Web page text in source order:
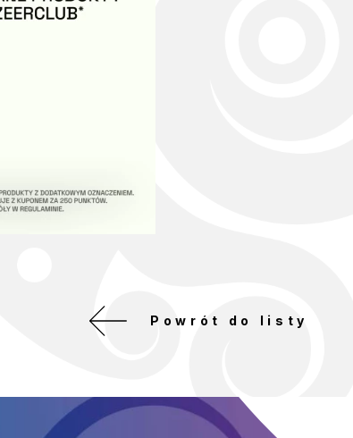
Powrót do listy